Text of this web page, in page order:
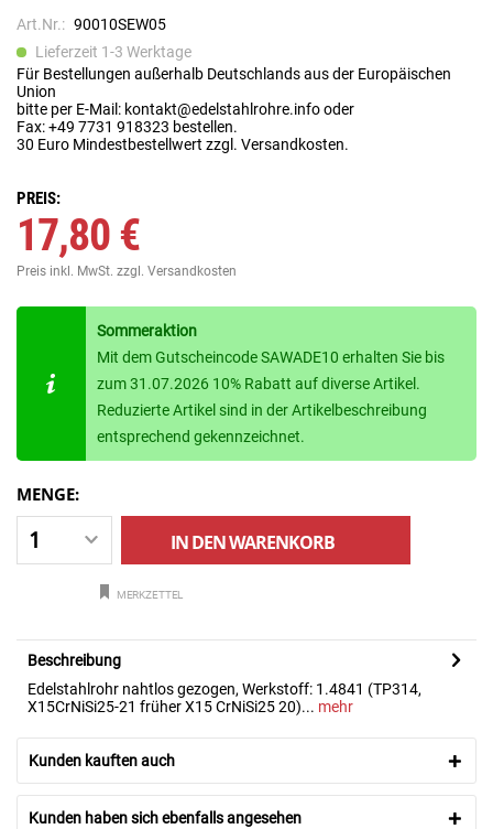
Art.Nr.: 90010SEW05
Lieferzeit 1-3 Werktage
Für Bestellungen außerhalb Deutschlands aus der Europäischen
Union
bitte per E-Mail: kontakt@edelstahlrohre.info oder
Fax: +49 7731 918323 bestellen.
30 Euro Mindestbestellwert zzgl. Versandkosten.
PREIS:
17,80 €
Preis inkl. MwSt. zzgl. Versandkosten
Sommeraktion
Mit dem Gutscheincode SAWADE10 erhalten Sie bis
zum 31.07.2026 10% Rabatt auf diverse Artikel.
Reduzierte Artikel sind in der Artikelbeschreibung
entsprechend gekennzeichnet.
MENGE:
IN DENWARENKORB
MERKZETTEL
Beschreibung
Edelstahlrohr nahtlos gezogen, Werkstoff: 1.4841 (TP314,
X15CrNiSi25-21 früher X15 CrNiSi25 20)... mehr
Kunden kauften auch
Kunden haben sich ebenfalls angesehen